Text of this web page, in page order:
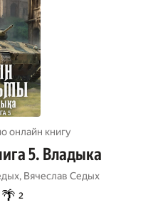
онлайн книгу
5. Владыка
, Вячеслав Седых
🌴 2